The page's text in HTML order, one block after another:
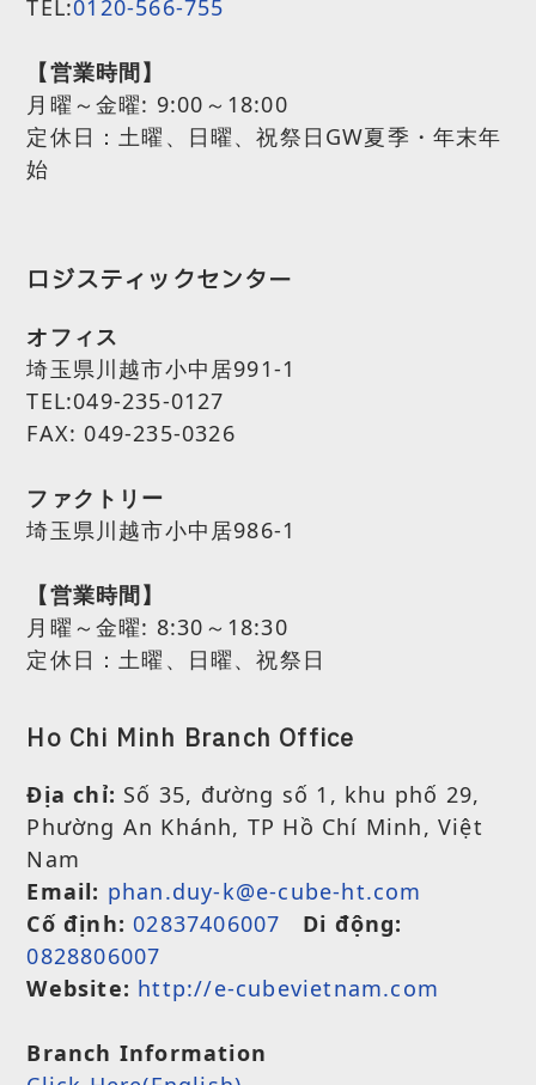
TEL:0120-566-755
【営業時間】
月曜～金曜: 9:00～18:00
定休日：土曜、日曜、祝祭日GW夏季・年末年
始
ロジスティックセンター
オフィス
埼玉県川越市小中居991-1
TEL:049-235-0127
FAX: 049-235-0326
ファクトリー
埼玉県川越市小中居986-1
【営業時間】
月曜～金曜: 8:30～18:30
定休日：土曜、日曜、祝祭日
Ho Chi Minh Branch Office
Địa chỉ: Số 35, đường số 1, khu phố 29,
Phường An Khánh, TP Hồ Chí Minh, Việt
Nam
Email: phan.duy-k@e-cube-ht.com
Cố định: 02837406007
Di động:
0828806007
Website: http://e-cubevietnam.com
Branch Information